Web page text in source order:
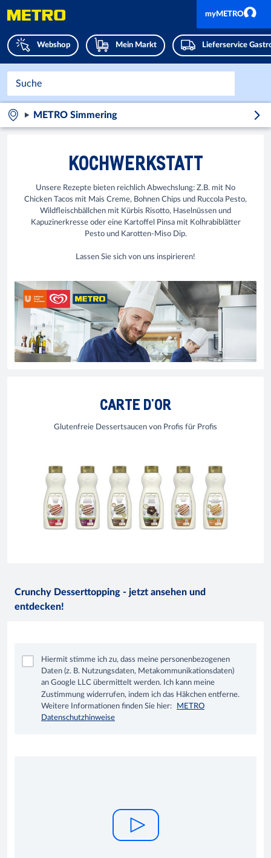
Webshop Mein Markt Lieferservice
myMETRO
METRO Simmering
KOCHWERKSTATT
Unsere Rezepte bieten reichlich Abwechslung: Z.B. mit No
Chicken Tacos mit Mais Creme, Bohnen Chips und Ruccola Pesto,
Wildfleischbällchen mit Kürbis Risotto, Haselnüssen und
Kapuzinerkresse oder eine Kartoffel Pinsa mit Kolhrabiblätter
Pesto und Karotten-Miso Dip.
Lassen Sie sich von uns inspirieren!
CARTE D'OR
Glutenfreie Dessertsaucen von Profis für Profis
Crunchy Desserttopping - jetzt ansehen und
entdecken!
Hiermit stimme ich zu, dass meine personenbezogenen
Daten (z. B. Nutzungsdaten, Metakommunikationsdaten)
an Google LLC übermittelt werden. Ich kann meine
Zustimmung widerrufen, indem ich das Häkchen entferne.
Weitere Informationen finden Sie hier:
METRO
Datenschutzhinweise